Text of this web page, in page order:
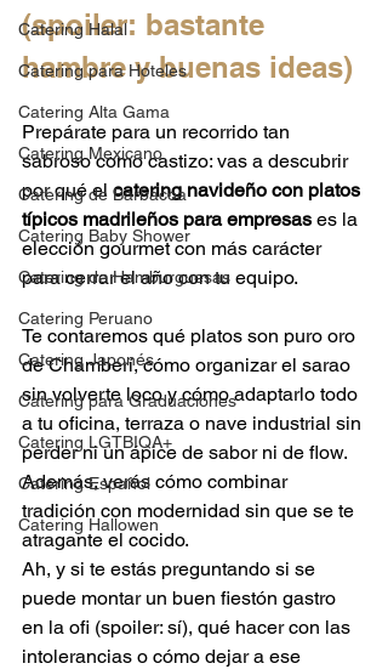
Catering Halal
Catering para Hoteles
Catering Alta Gama
Catering Mexicano
Catering de Barbacoa
Catering Baby Shower
Catering de Hamburguesas
Catering Peruano
Catering Japonés
Catering para Graduaciones
Catering LGTBIQA+
Catering Español
Catering Hallowen
(spoiler: bastante
hambre y buenas ideas)
Prepárate para un recorrido tan
sabroso como castizo: vas a descubrir
por qué el catering navideño con platos
típicos madrileños para empresas es la
elección gourmet con más carácter
para cerrar el año con tu equipo.
Te contaremos qué platos son puro oro
de Chamberí, cómo organizar el sarao
sin volverte loco y cómo adaptarlo todo
a tu oficina, terraza o nave industrial sin
perder ni un ápice de sabor ni de flow.
Además, verás cómo combinar
tradición con modernidad sin que se te
atragante el cocido.
Ah, y si te estás preguntando si se
puede montar un buen fiestón gastro
en la ofi (spoiler: sí), qué hacer con las
intolerancias o cómo dejar a ese